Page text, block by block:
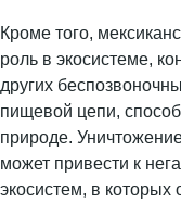
Кроме того,
роль в экосистеме,
других
пищевой цепи,
природе.
может привести к
экосистем, в которых